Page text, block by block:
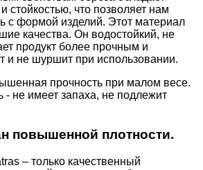
стойкостью, что позволяет нам
с формой изделий. Этот материал
качества. Он водостойкий, не
продукт более прочным и
и не шуршит при использовании.
прочность при малом весе.
- не имеет запаха, не подлежит
повышенной плотности.
– только качественный